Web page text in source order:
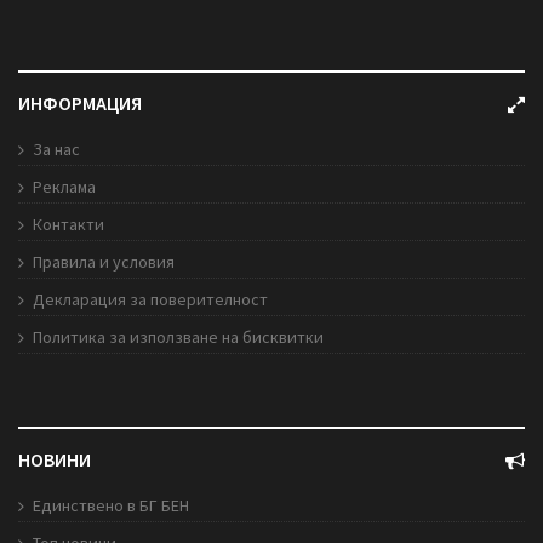
ИНФОРМАЦИЯ
За нас
Реклама
Контакти
Правила и условия
Декларация за поверителност
Политика за използване на бисквитки
НОВИНИ
Единствено в БГ БЕН